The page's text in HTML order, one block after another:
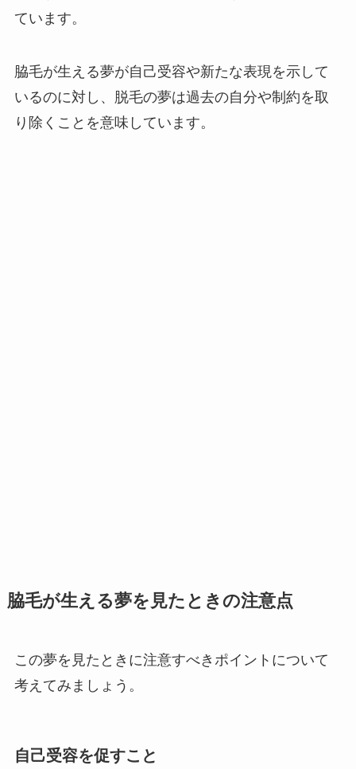
ています。
脇毛が生える夢が自己受容や新たな表現を示して
いるのに対し、脱毛の夢は過去の自分や制約を取
り除くことを意味しています。
脇毛が生える夢を見たときの注意点
この夢を見たときに注意すべきポイントについて
考えてみましょう。
自己受容を促すこと